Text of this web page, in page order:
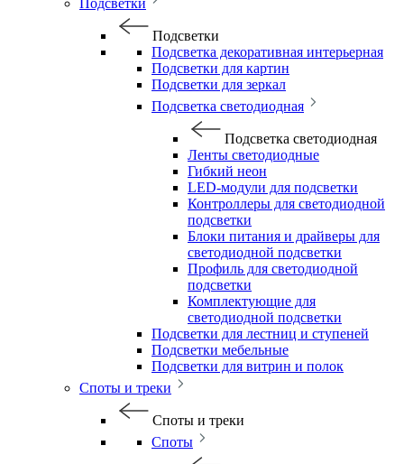
Подсветки
Подсветки
Подсветка декоративная интерьерная
Подсветки для картин
Подсветки для зеркал
Подсветка светодиодная
Подсветка светодиодная
Ленты светодиодные
Гибкий неон
LED-модули для подсветки
Контроллеры для светодиодной
подсветки
Блоки питания и драйверы для
светодиодной подсветки
Профиль для светодиодной
подсветки
Комплектующие для
светодиодной подсветки
Подсветки для лестниц и ступеней
Подсветки мебельные
Подсветки для витрин и полок
Споты и треки
Споты и треки
Споты